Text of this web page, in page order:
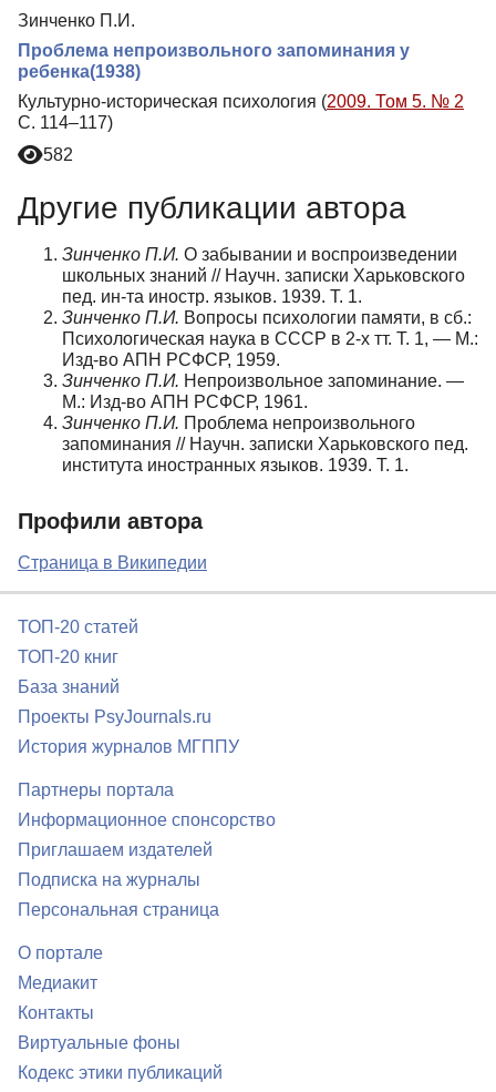
Зинченко П.И.
Проблема непроизвольного запоминания у
ребенка(1938)
Культурно-историческая психология (2009. Том 5. № 2
С. 114–117)
582
Другие публикации автора
Зинченко П.И. О забывании и воспроизведении
школьных знаний // Научн. записки Харьковского
пед. ин-та иностр. языков. 1939. Т. 1.
Зинченко П.И. Вопросы психологии памяти, в сб.:
Психологическая наука в СССР в 2-х тт. Т. 1, — М.:
Изд-во АПН РСФСР, 1959.
Зинченко П.И. Непроизвольное запоминание. —
М.: Изд-во АПН РСФСР, 1961.
Зинченко П.И. Проблема непроизвольного
запоминания // Научн. записки Харьковского пед.
института иностранных языков. 1939. Т. 1.
Профили автора
Страница в Википедии
ТОП-20 статей
ТОП-20 книг
База знаний
Проекты PsyJournals.ru
История журналов МГППУ
Партнеры портала
Информационное спонсорство
Приглашаем издателей
Подписка на журналы
Персональная страница
О портале
Медиакит
Контакты
Виртуальные фоны
Кодекс этики публикаций